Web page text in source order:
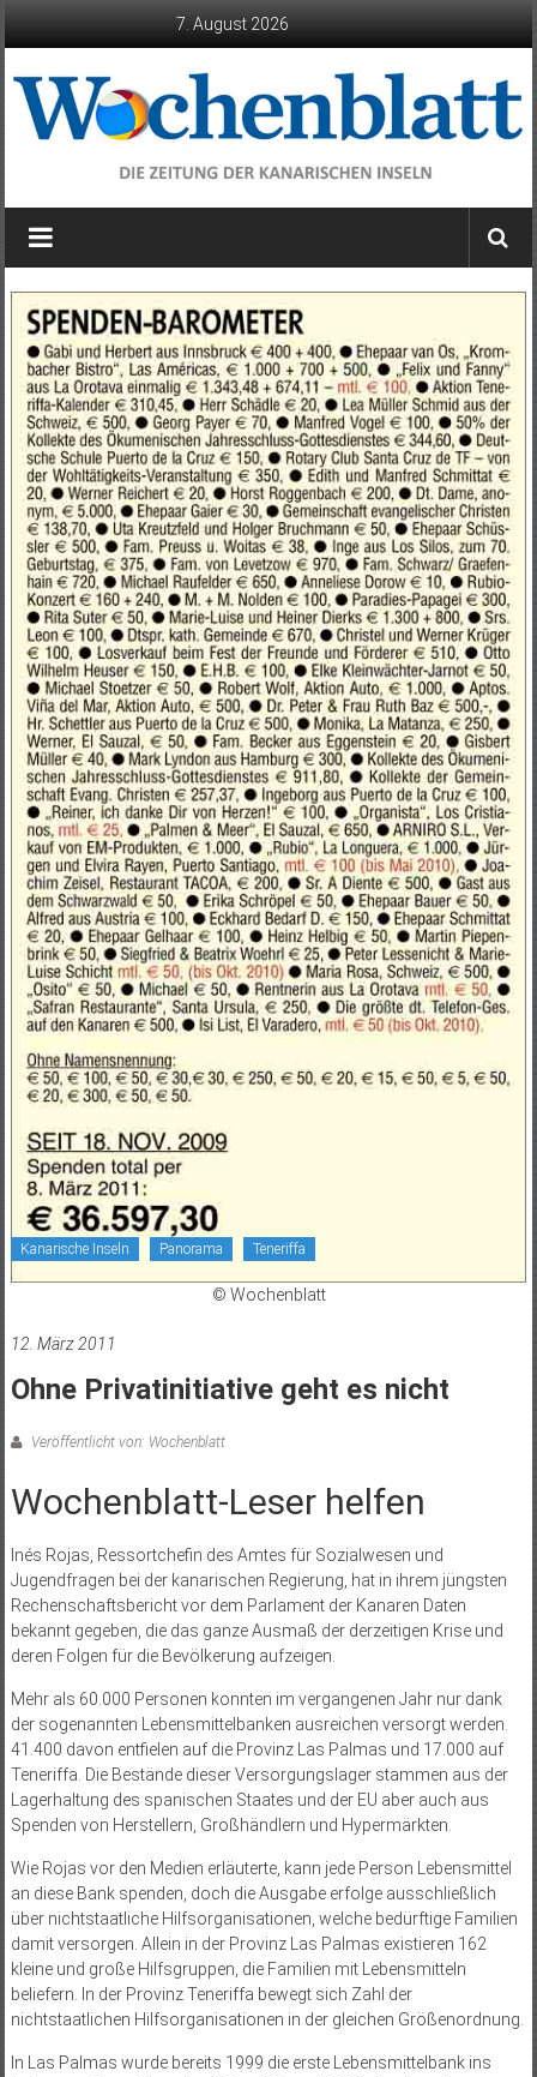
7. August 2026
Wochenblatt
die
der
Kanarischen
Inseln
Kanarische Inseln Panorama Teneriffa
© Wochenblatt
12. März 2011
Ohne Privatinitiative geht es nicht
Veröffentlicht von: Wochenblatt
Wochenblatt-Leser helfen
Inés Rojas, Ressortchefin des Amtes für Sozialwesen und
Jugendfragen bei der kanarischen Regierung, hat in ihrem jüngsten
Rechenschaftsbericht vor dem Parlament der Kanaren Daten
bekannt gegeben, die das ganze Ausmaß der derzeitigen Krise und
deren Folgen für die Bevölkerung aufzeigen.
Mehr als 60.000 Personen konnten im vergangenen Jahr nur dank
der sogenannten Lebensmittelbanken ausreichen versorgt werden.
41.400 davon entfielen auf die Provinz Las Palmas und 17.000 auf
Teneriffa. Die Bestände dieser Versorgungslager stammen aus der
Lagerhaltung des spanischen Staates und der EU aber auch aus
Spenden von Herstellern, Großhändlern und Hypermärkten.
Wie Rojas vor den Medien erläuterte, kann jede Person Lebensmittel
an diese Bank spenden, doch die Ausgabe erfolge ausschließlich
über nichtstaatliche Hilfsorganisationen, welche bedürftige Familien
damit versorgen. Allein in der Provinz Las Palmas existieren 162
kleine und große Hilfsgruppen, die Familien mit Lebensmitteln
beliefern. In der Provinz Teneriffa bewegt sich Zahl der
nichtstaatlichen Hilfsorganisationen in der gleichen Größenordnung.
In Las Palmas wurde bereits 1999 die erste Lebensmittelbank ins